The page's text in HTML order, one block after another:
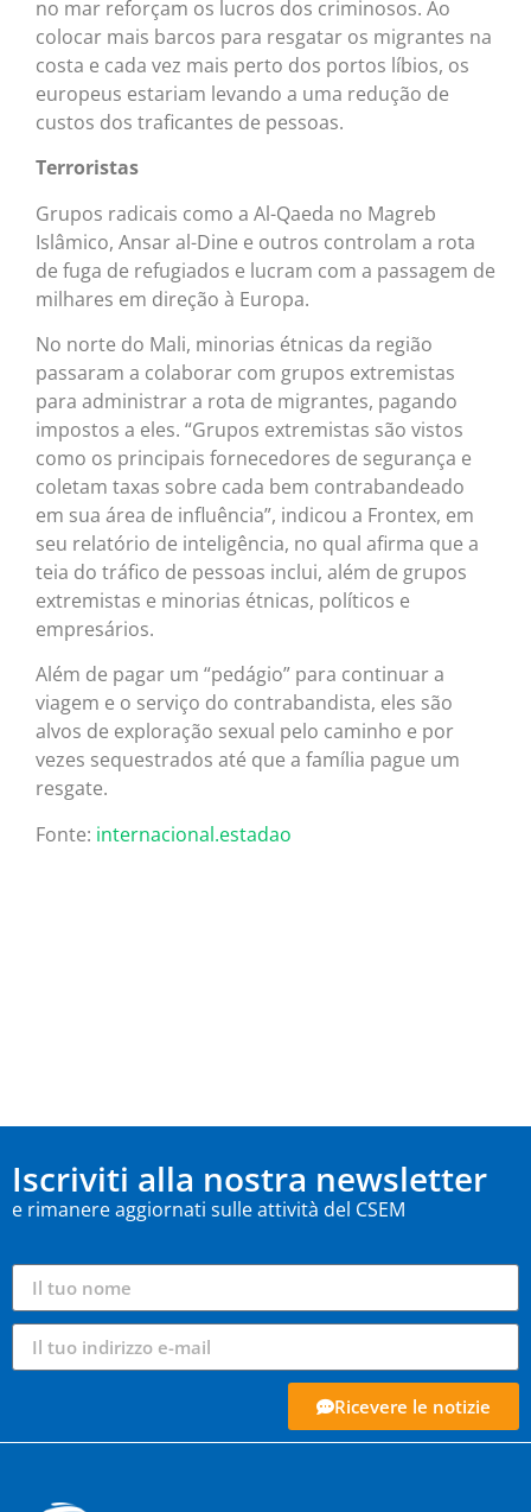
no mar reforçam os lucros dos criminosos. Ao
colocar mais barcos para resgatar os migrantes na
costa e cada vez mais perto dos portos líbios, os
europeus estariam levando a uma redução de
custos dos traficantes de pessoas.
Terroristas
Grupos radicais como a Al-Qaeda no Magreb
Islâmico, Ansar al-Dine e outros controlam a rota
de fuga de refugiados e lucram com a passagem de
milhares em direção à Europa.
No norte do Mali, minorias étnicas da região
passaram a colaborar com grupos extremistas
para administrar a rota de migrantes, pagando
impostos a eles. “Grupos extremistas são vistos
como os principais fornecedores de segurança e
coletam taxas sobre cada bem contrabandeado
em sua área de influência”, indicou a Frontex, em
seu relatório de inteligência, no qual afirma que a
teia do tráfico de pessoas inclui, além de grupos
extremistas e minorias étnicas, políticos e
empresários.
Além de pagar um “pedágio” para continuar a
viagem e o serviço do contrabandista, eles são
alvos de exploração sexual pelo caminho e por
vezes sequestrados até que a família pague um
resgate.
Fonte: internacional.estadao
Iscriviti alla nostra newsletter
e rimanere aggiornati sulle attività del CSEM
Ricevere le notizie